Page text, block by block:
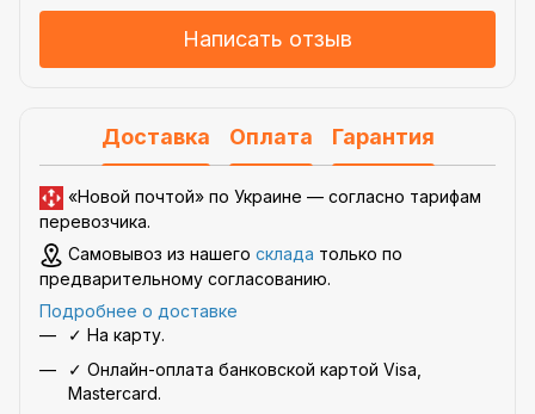
Написать отзыв
Доставка Оплата Гарантия
«Новой почтой» по Украине — согласно тарифам
перевозчика.
Самовывоз из нашего склада только по
предварительному согласованию.
Подробнее о доставке
✓ На карту.
✓ Онлайн-оплата банковской картой Visa,
Mastercard.